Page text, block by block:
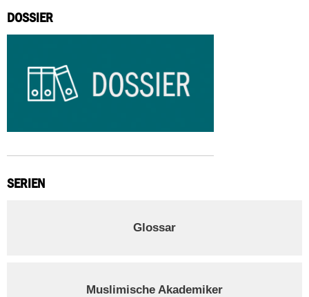
DOSSIER
SERIEN
Glossar
Muslimische Akademiker